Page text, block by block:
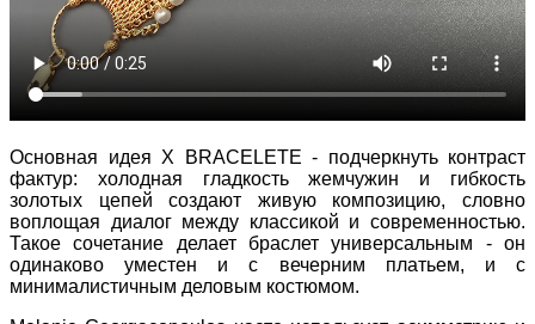
Основная идея X BRACELETE - подчеркнуть контраст
фактур: холодная гладкость жемчужин и гибкость
золотых цепей создают живую композицию, словно
воплощая диалог между классикой и современностью.
Такое сочетание делает браслет универсальным - он
одинаково уместен и с вечерним платьем, и с
минималистичным деловым костюмом.